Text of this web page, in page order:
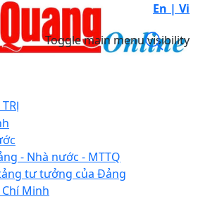
En | Vi
Toggle main menu visibility
- Nhà nước - MTTQ
tư tưởng của Đảng
Minh